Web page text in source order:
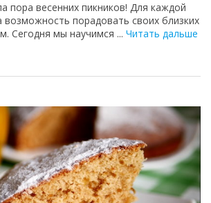
пора весенних пикников! Для каждой
возможность порадовать своих близких
Сегодня мы научимся ... Читать дальше